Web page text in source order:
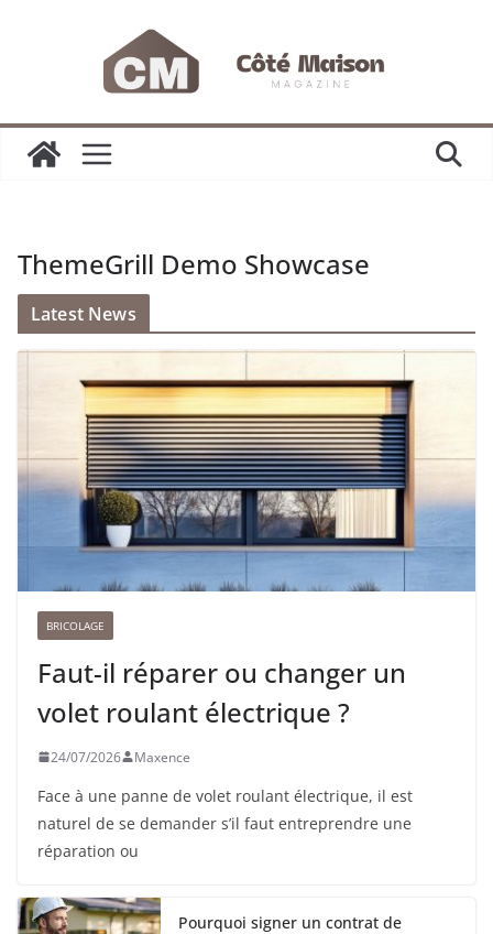
ThemeGrill Demo Showcase
Latest News
BRICOLAGE
Faut-il réparer ou changer un
volet roulant électrique ?
24/07/2026 Maxence
Face à une panne de volet roulant électrique, il est
naturel de se demander s’il faut entreprendre une
réparation ou
Pourquoi signer un contrat de